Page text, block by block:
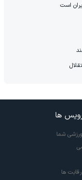
است
ها
شما
ها